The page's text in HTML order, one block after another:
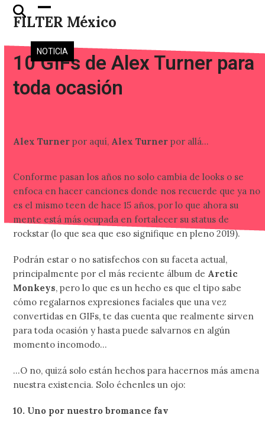
Skip
FILTER México
Open
mobile
menu
Close
mobile
menu
NOTICIA
10 GIFs de Alex Turner para
toda ocasión
Alex Turner por aquí, Alex Turner por allá…
Conforme pasan los años no solo cambia de looks o se
enfoca en hacer canciones donde nos recuerde que ya no
es el mismo teen de hace 15 años, por lo que ahora su
mente está más ocupada en fortalecer su status de
rockstar (lo que sea que eso signifique en pleno 2019).
Podrán estar o no satisfechos con su faceta actual,
principalmente por el más reciente álbum de Arctic
Monkeys, pero lo que es un hecho es que el tipo sabe
cómo regalarnos expresiones faciales que una vez
convertidas en GIFs, te das cuenta que realmente sirven
para toda ocasión y hasta puede salvarnos en algún
momento incomodo…
…O no, quizá solo están hechos para hacernos más amena
nuestra existencia. Solo échenles un ojo:
10. Uno por nuestro bromance fav